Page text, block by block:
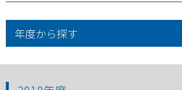
年度から探す